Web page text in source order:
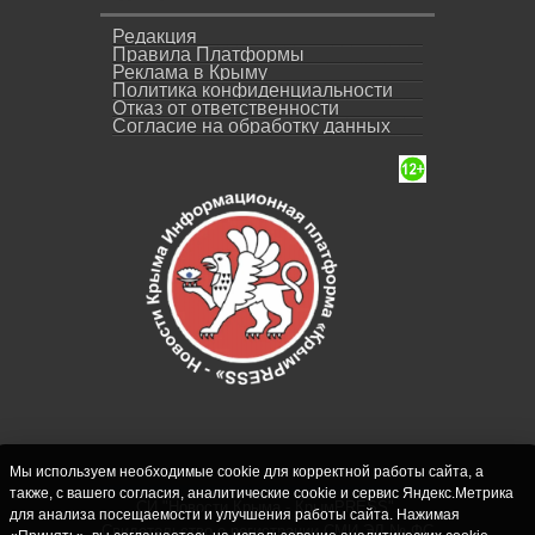
Редакция
Правила Платформы
Реклама в Крыму
Политика конфиденциальности
Отказ от ответственности
Согласие на обработку данных
СИ "Новости Крыма - КрымPRESS".
Свидетельство о регистрации СМИ ЭЛ № ФС
Мы используем необходимые cookie для корректной работы сайта, а
также, с вашего согласия, аналитические cookie и сервис Яндекс.Метрика
для анализа посещаемости и улучшения работы сайта. Нажимая